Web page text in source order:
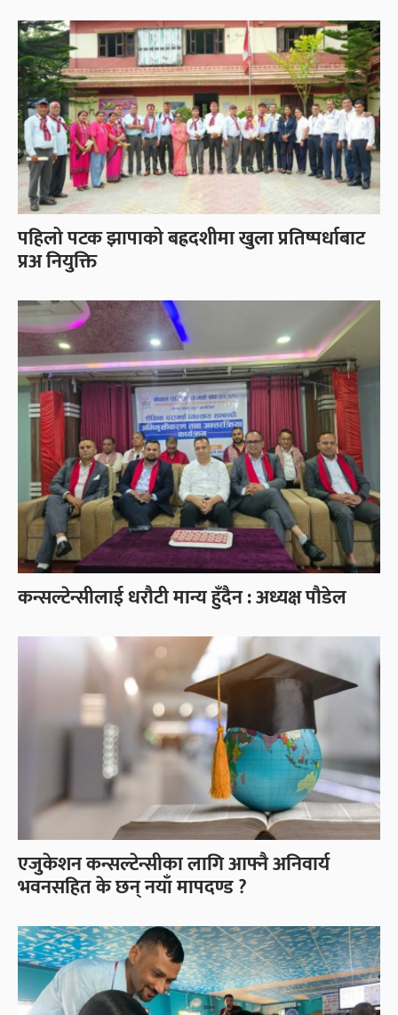
पहिलो पटक झापाको बह्रदशीमा खुला प्रतिष्पर्धाबाट
प्रअ नियुक्ति
कन्सल्टेन्सीलाई धरौटी मान्य हुँदैन : अध्यक्ष पौडेल
एजुकेशन कन्सल्टेन्सीका लागि आफ्नै अनिवार्य
भवनसहित के छन् नयाँ मापदण्ड ?